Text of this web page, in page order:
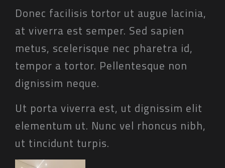
Donec facilisis tortor ut augue lacinia,
at viverra est semper. Sed sapien
metus, scelerisque nec pharetra id,
tempor a tortor. Pellentesque non
dignissim neque.
Ut porta viverra est, ut dignissim elit
elementum ut. Nunc vel rhoncus nibh,
ut tincidunt turpis.